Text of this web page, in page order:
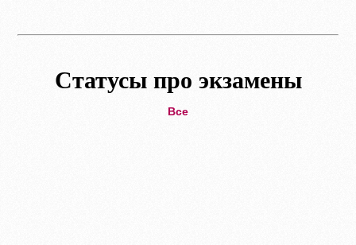
Статусы про экзамены
Все